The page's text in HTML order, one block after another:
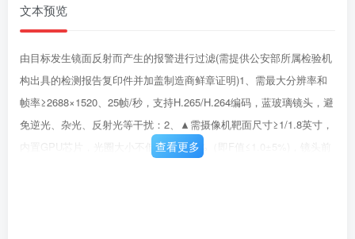
文本预览
由目标发生镜面反射而产生的报警进行过滤(需提供公安部所属检验机
构出具的检测报告复印件并加盖制造商鲜章证明)1、需最大分辨率和
帧率≥2688×1520、25帧/秒，支持H.265/H.264编码，蓝玻璃镜头，避
免逆光、杂光、反射光等干扰：2、▲需摄像机靶面尺寸≥1/1.8英寸，
内置GPU芯片，光圈大小不低于F1.0±5%（即F值≤1.0±5%)，镜头前
查看更多